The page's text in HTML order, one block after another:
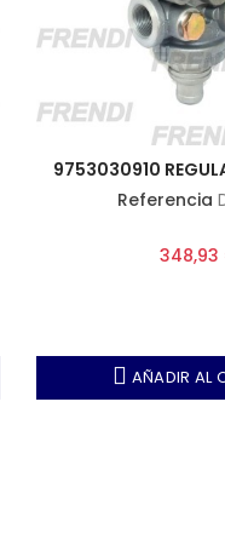
9753030910
Referencia
AÑADIR AL